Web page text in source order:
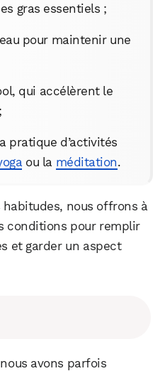
gras essentiels ;
pour maintenir une
qui accélèrent le
pratique d’activités
ou la méditation.
nous offrons à
conditions pour remplir
et garder un aspect
avons parfois